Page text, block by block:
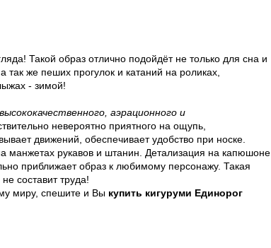
Такой образ отлично подойдёт не только для сна и
же пеших прогулок и катаний на роликах,
- зимой!
аэрационного и
невероятно приятного на ощупь,
движений, обеспечивает удобство при носке.
манжетах рукавов и штанин. Детализация на капюшоне
приближает образ к любимому персонажу. Такая
составит труда!
миру, спешите и Вы купить кигуруми Единорог